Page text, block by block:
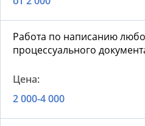
Работа по написанию
процессуального
2 000-4 000